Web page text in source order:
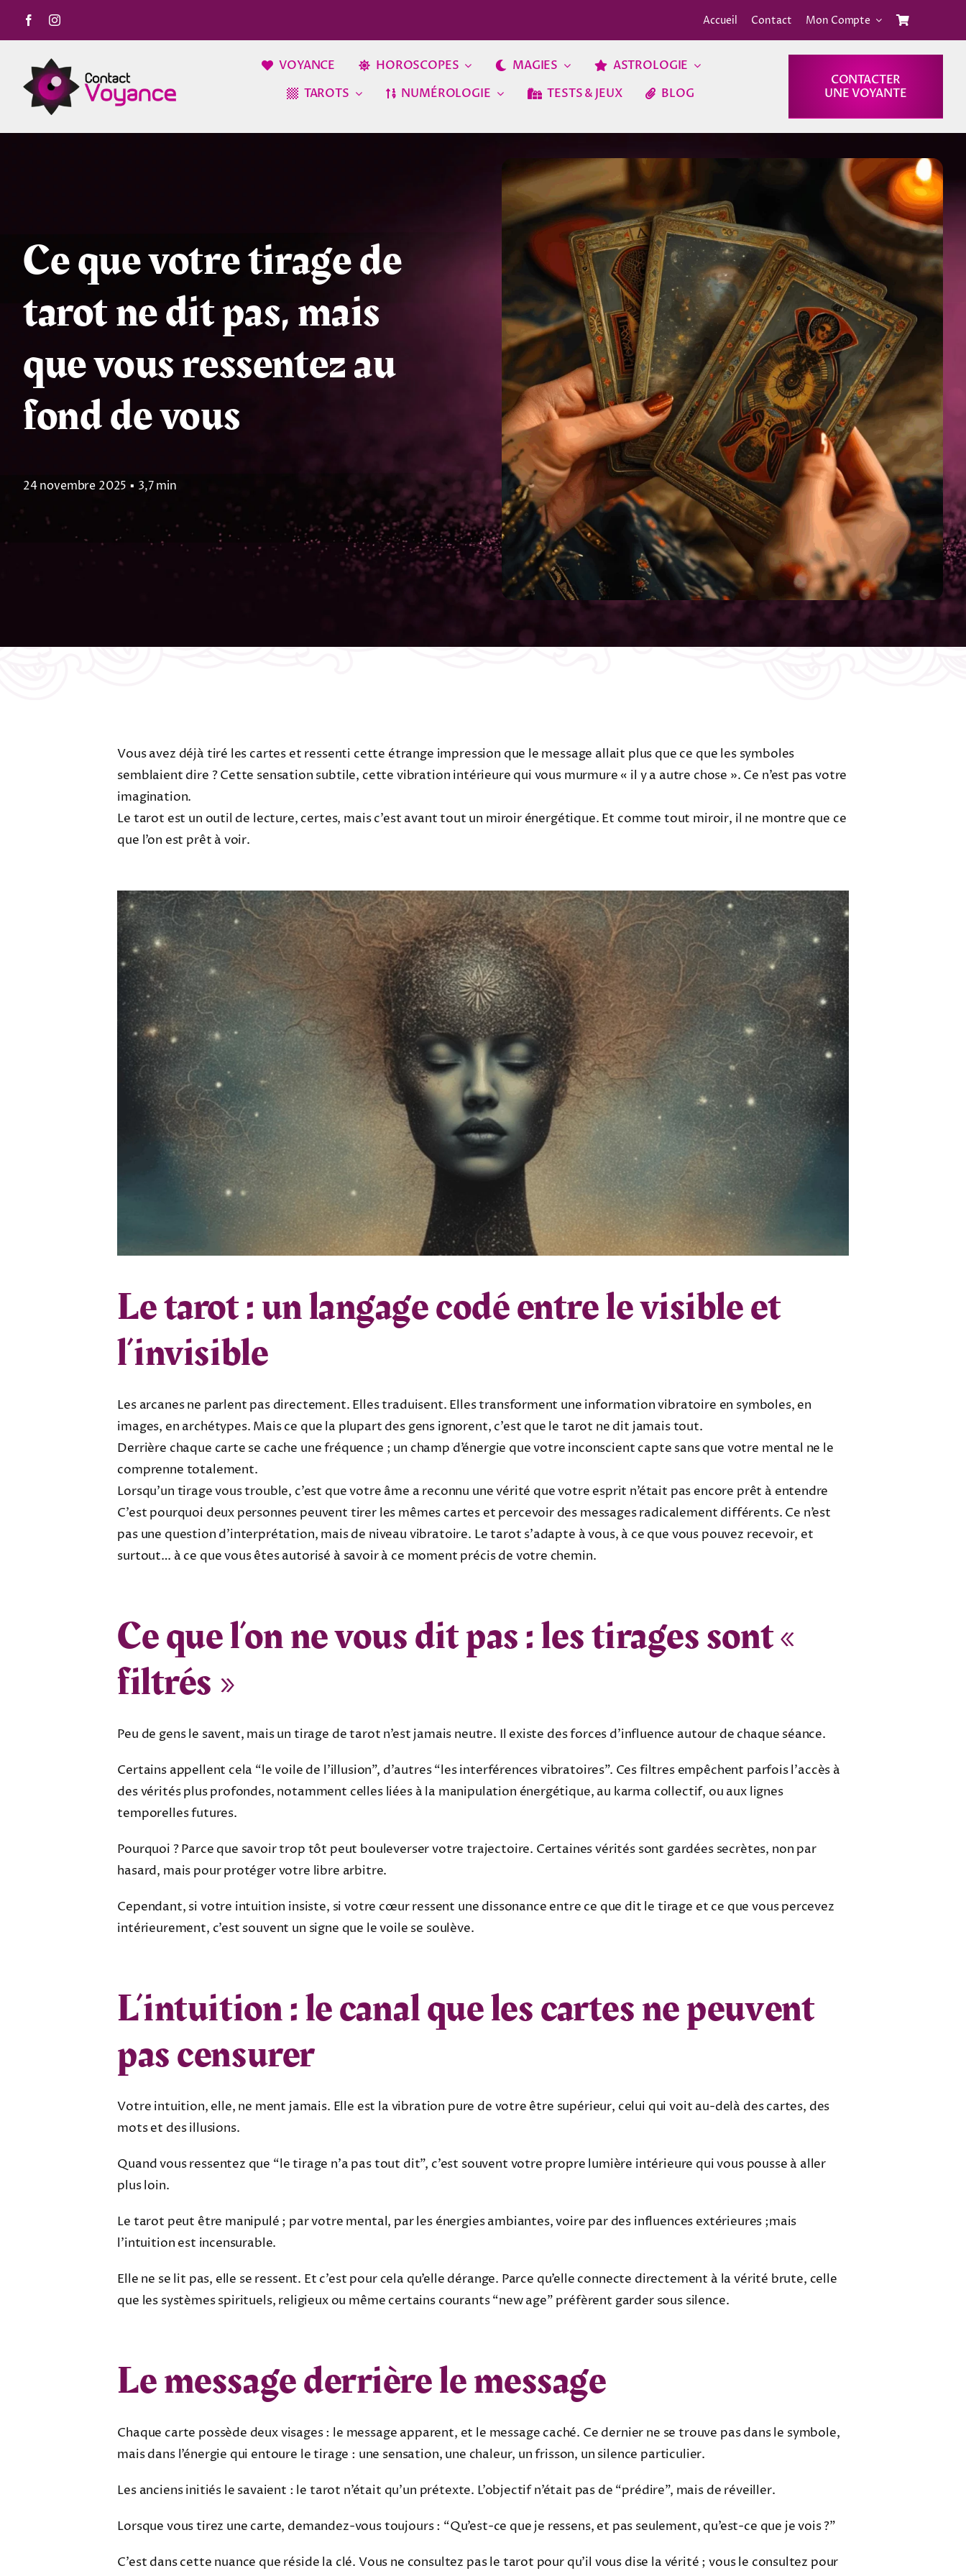
Passer
Accueil Contact Mon Compte
VOYANCE HOROSCOPES MAGIES
ASTROLOGIE
TAROTS
NUMÉROLOGIE TESTS & JEUX BLOG
CONTACTER
UNE VOYANTE
Ce que votre tirage de
tarot ne dit pas, mais
que vous ressentez au
fond de vous
24 novembre 2025 ▪ 3,7 min
Vous avez déjà tiré les cartes et ressenti cette étrange impression que le message allait plus que ce que les symboles
semblaient dire ? Cette sensation subtile, cette vibration intérieure qui vous murmure « il y a autre chose ». Ce n’est pas votre
imagination.
Le tarot est un outil de lecture, certes, mais c’est avant tout un miroir énergétique. Et comme tout miroir, il ne montre que ce
que l’on est prêt à voir.
Le tarot : un langage codé entre le visible et
l’invisible
Les arcanes ne parlent pas directement. Elles traduisent. Elles transforment une information vibratoire en symboles, en
images, en archétypes. Mais ce que la plupart des gens ignorent, c’est que le tarot ne dit jamais tout.
Derrière chaque carte se cache une fréquence ; un champ d’énergie que votre inconscient capte sans que votre mental ne le
comprenne totalement.
Lorsqu’un tirage vous trouble, c’est que votre âme a reconnu une vérité que votre esprit n’était pas encore prêt à entendre
C’est pourquoi deux personnes peuvent tirer les mêmes cartes et percevoir des messages radicalement différents. Ce n’est
pas une question d’interprétation, mais de niveau vibratoire. Le tarot s’adapte à vous, à ce que vous pouvez recevoir, et
surtout… à ce que vous êtes autorisé à savoir à ce moment précis de votre chemin.
Ce que l’on ne vous dit pas : les tirages sont «
filtrés »
Peu de gens le savent, mais un tirage de tarot n’est jamais neutre. Il existe des forces d’influence autour de chaque séance.
Certains appellent cela “le voile de l’illusion”, d’autres “les interférences vibratoires”. Ces filtres empêchent parfois l’accès à
des vérités plus profondes, notamment celles liées à la manipulation énergétique, au karma collectif, ou aux lignes
temporelles futures.
Pourquoi ? Parce que savoir trop tôt peut bouleverser votre trajectoire. Certaines vérités sont gardées secrètes, non par
hasard, mais pour protéger votre libre arbitre.
Cependant, si votre intuition insiste, si votre cœur ressent une dissonance entre ce que dit le tirage et ce que vous percevez
intérieurement, c’est souvent un signe que le voile se soulève.
L’intuition : le canal que les cartes ne peuvent
pas censurer
Votre intuition, elle, ne ment jamais. Elle est la vibration pure de votre être supérieur, celui qui voit au-delà des cartes, des
mots et des illusions.
Quand vous ressentez que “le tirage n’a pas tout dit”, c’est souvent votre propre lumière intérieure qui vous pousse à aller
plus loin.
Le tarot peut être manipulé ; par votre mental, par les énergies ambiantes, voire par des influences extérieures ;mais
l’intuition est incensurable.
Elle ne se lit pas, elle se ressent. Et c’est pour cela qu’elle dérange. Parce qu’elle connecte directement à la vérité brute, celle
que les systèmes spirituels, religieux ou même certains courants “new age” préfèrent garder sous silence.
Le message derrière le message
Chaque carte possède deux visages : le message apparent, et le message caché. Ce dernier ne se trouve pas dans le symbole,
mais dans l’énergie qui entoure le tirage : une sensation, une chaleur, un frisson, un silence particulier.
Les anciens initiés le savaient : le tarot n’était qu’un prétexte. L’objectif n’était pas de “prédire”, mais de réveiller.
Lorsque vous tirez une carte, demandez-vous toujours : “Qu’est-ce que je ressens, et pas seulement, qu’est-ce que je vois ?”
C’est dans cette nuance que réside la clé. Vous ne consultez pas le tarot pour qu’il vous dise la vérité ; vous le consultez pour